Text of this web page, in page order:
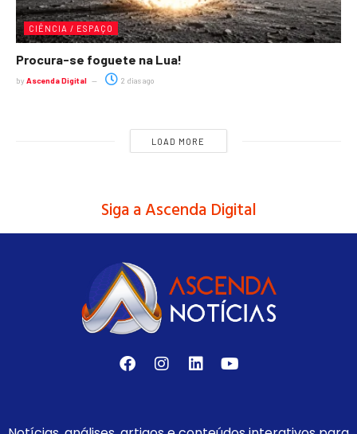
CIÊNCIA / ESPAÇO
Procura-se foguete na Lua!
by Ascenda Digital 2 dias ago
LOAD MORE
Siga a Ascenda Digital